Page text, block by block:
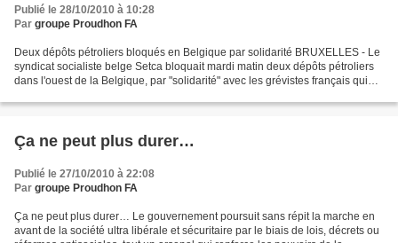
Publié le 28/10/2010 à 10:28
Par groupe Proudhon FA
Deux dépôts pétroliers bloqués en Belgique par solidarité BRUXELLES - Le
syndicat socialiste belge Setca bloquait mardi matin deux dépôts pétroliers
dans l'ouest de la Belgique, par "solidarité" avec les grévistes français qui
Ça ne peut plus durer…
Publié le 27/10/2010 à 22:08
Par groupe Proudhon FA
Ça ne peut plus durer… Le gouvernement poursuit sans répit la marche en
avant de la société ultra libérale et sécuritaire par le biais de lois, décrets ou